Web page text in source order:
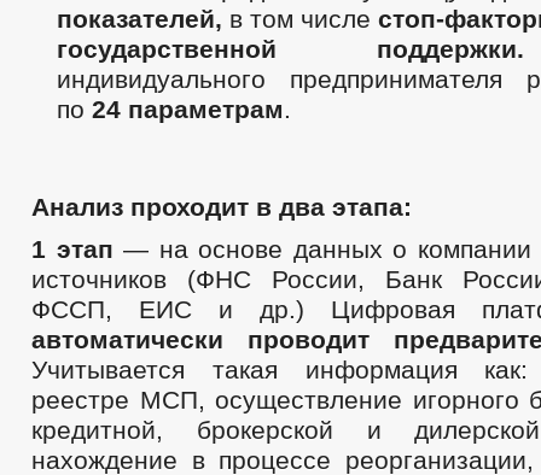
показателей, в том числе стоп-
государственной поддержки.
индивидуального предпринимателя
по 24 параметрам.
Анализ проходит в два этапа:
1 этап — на основе данных о компании
источников (ФНС России, Банк
ФССП, ЕИС и др.) Цифровая
автоматически проводит
Учитывается такая информация
реестре МСП, осуществление игорного
кредитной, брокерской и
нахождение в процессе